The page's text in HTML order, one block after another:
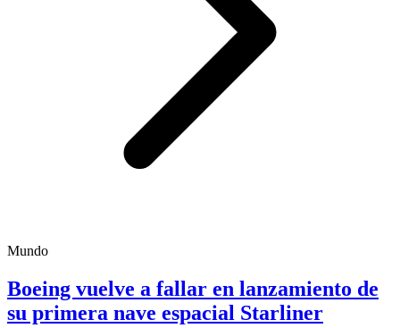
Mundo
Boeing vuelve a fallar en lanzamiento de
su primera nave espacial Starliner